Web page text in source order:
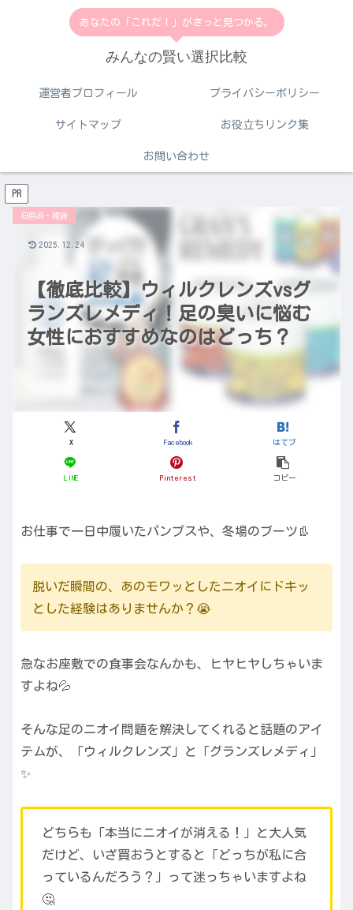
あなたの「これだ！」がきっと見つかる。
みんなの賢い選択比較
運営者プロフィール プライバシーポリシー
サイトマップ お役立ちリンク集
お問い合わせ
PR
【徹底比較】ウィルクレンズvsグ
ランズレメディ！足の臭いに悩む
女性におすすめなのはどっち？
日用品・雑貨
X Facebook はてブ
LINE Pinterest コピー
2025.12.24
お仕事で一日中履いたパンプスや、冬場のブーツ👢
脱いだ瞬間の、あのモワッとしたニオイにドキッ
とした経験はありませんか？😭
急なお座敷での食事会なんかも、ヒヤヒヤしちゃいま
すよね💦
そんな足のニオイ問題を解決してくれると話題のアイ
テムが、「ウィルクレンズ」と「グランズレメディ」
✨
どちらも「本当にニオイが消える！」と大人気
だけど、いざ買おうとすると「どっちが私に合
っているんだろう？」って迷っちゃいますよね
🤔